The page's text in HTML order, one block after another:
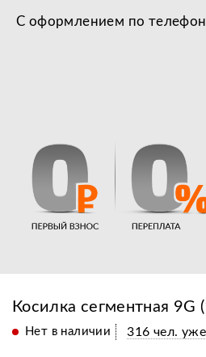
С оформлением по
Косилка сегментная 9G
Нет в наличии 316 чел.